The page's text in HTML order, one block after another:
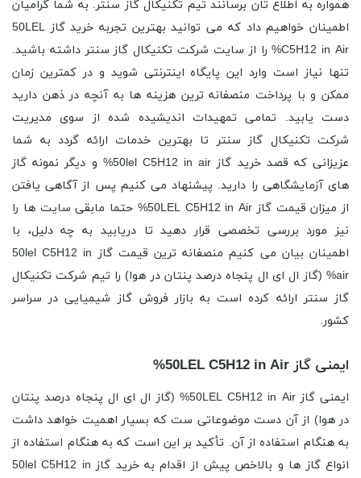
همواره به اطلاع تان برسانند تیم تکنیکال گاز سنتر. به شما گرامیان
اطمینان خواهیم داد که می توانید بهترین تجربه خرید گاز 50LEL
C5H12 in Air% را از سایت شرکت تکنیکال گاز سنتر داشته باشید.
تنها نیاز است وارد این پایگاه اینترنتی شوید و در کمترین زمان
ممکن و با پرداخت منصفانه ترین هزینه ها به آنچه در ذهن دارید
دست یابید. تمامی تمهیدات اندیشیده شده از سوی مدیریت
شرکت تکنیکال گاز سنتر تا بهترین خدمات ارائه گردد به شما
عزیزانی که قصد خرید گاز 50lel C5H12 in air% و دیگر نمونه گاز
های آزمایشگاهی را دارید. پیشنهاد می کنیم پس از آگاهی یافتن
از میزان قیمت گاز 50LEL C5H12 in Air% حتما مابقی سایت ها را
نیز مورد بررسی تخصصی قرار دهید تا دریابید به چه دلیل، با
اطمینان بیان می کنیم منصفانه ترین قیمت گاز 50lel C5H12 in
air% (گاز ال ای ال پنجاه درصد پنتان در هوا) را تیم شرکت تکنیکال
گاز سنتر ارائه کرده است به بازار فروش گاز شیمیایی در سراسر
کشور.
ایمنی گاز 50LEL C5H12 in Air%
ایمنی گاز 50LEL C5H12 in Air% (گاز ال ای ال پنجاه درصد پنتان
در هوا) از آن دست موضوعاتی ست که بسیار اهمیت خواهد داشت
به هنگام استفاده از آن. تأکید بر این است که به هنگام استفاده از
انواع گاز ها و بالاخص پیش از اقدام به خرید گاز 50lel C5H12 in